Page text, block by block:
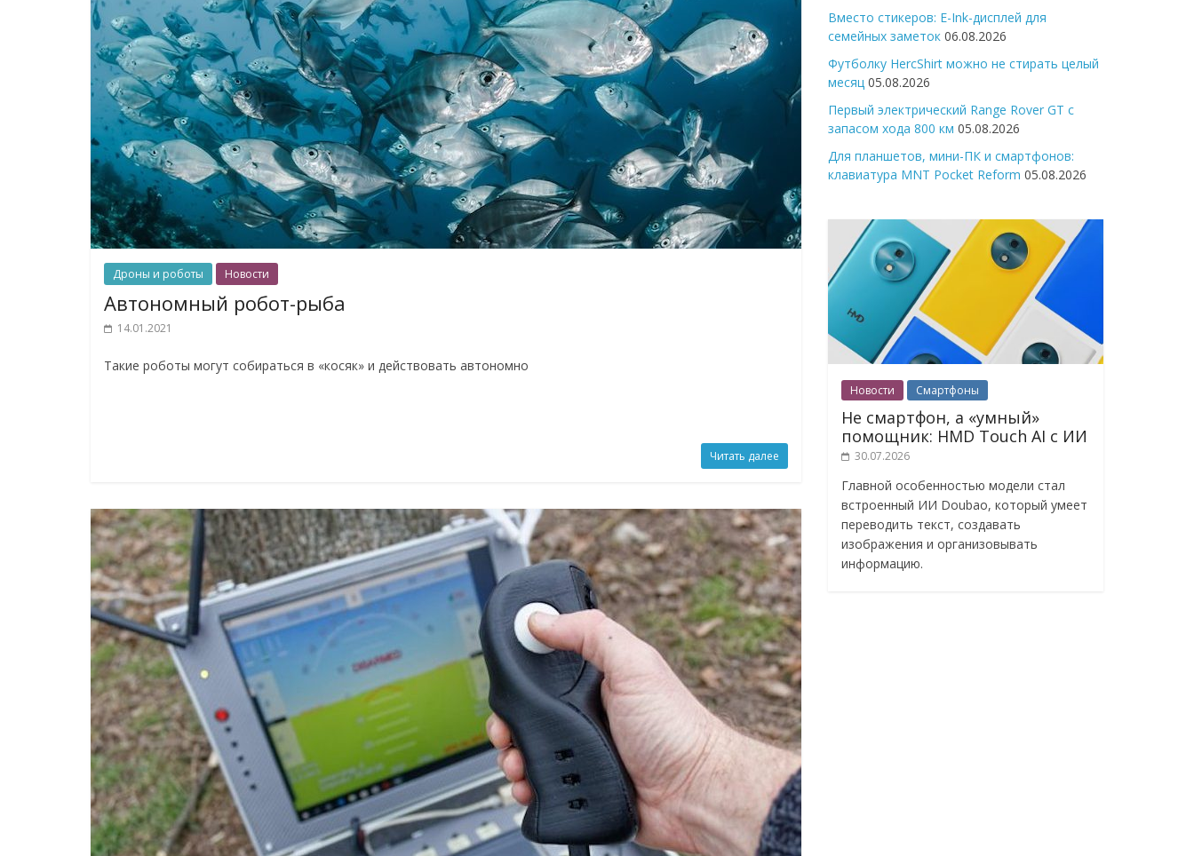
Дроны и роботы Новости
Автономный робот-рыба
14.01.2021
Такие роботы могут собираться в «косяк» и действовать автономно
Читать далее
Вместо стикеров: E-Ink-дисплей для
семейных заметок 06.08.2026
Футболку HercShirt можно не стирать целый
месяц 05.08.2026
Первый электрический Range Rover GT с
запасом хода 800 км 05.08.2026
Для планшетов, мини-ПК и смартфонов:
клавиатура MNT Pocket Reform 05.08.2026
Новости Смартфоны
Не смартфон, а «умный»
помощник: HMD Touch AI с ИИ
30.07.2026
Главной особенностью модели стал
встроенный ИИ Doubao, который умеет
переводить текст, создавать
изображения и организовывать
информацию.